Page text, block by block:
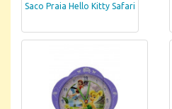
Saco Praia Hello Kitty Safari